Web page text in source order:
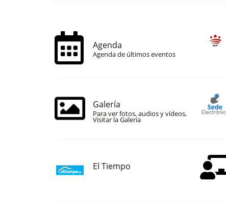
Agenda
Agenda de últimos eventos
Galería
Para ver fotos, audios y vídeos,
Visitar la Galería
El Tiempo